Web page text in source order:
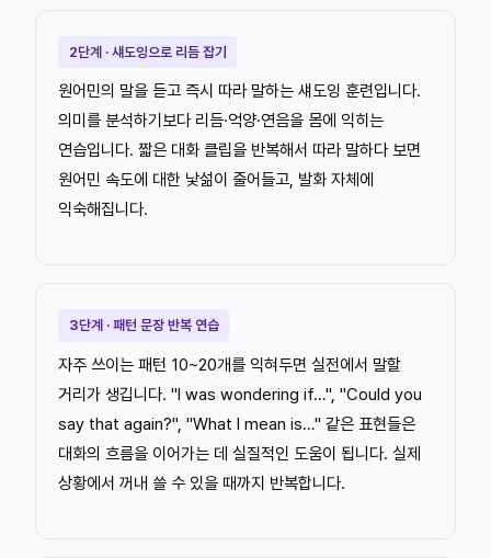
2단계 · 섀도잉으로 리듬 잡기
원어민의 말을 듣고 즉시 따라 말하는 섀도잉 훈련입니다.
의미를 분석하기보다 리듬·억양·연음을 몸에 익히는
연습입니다. 짧은 대화 클립을 반복해서 따라 말하다 보면
원어민 속도에 대한 낯섦이 줄어들고, 발화 자체에
익숙해집니다.
3단계 · 패턴 문장 반복 연습
자주 쓰이는 패턴 10~20개를 익혀두면 실전에서 말할
거리가 생깁니다. "I was wondering if…", "Could you
say that again?", "What I mean is…" 같은 표현들은
대화의 흐름을 이어가는 데 실질적인 도움이 됩니다. 실제
상황에서 꺼내 쓸 수 있을 때까지 반복합니다.